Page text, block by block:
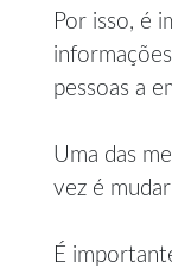
Por isso, é
pessoas a
Uma das
vez é
É